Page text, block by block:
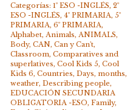
Categorías: 1º ESO -INGLÉS, 2º
ESO -INGLÉS, 4º PRIMARIA, 5º
PRIMARIA, 6º PRIMARIA,
Alphabet, Animals, ANIMALS,
Body, CAN, Can y Can't,
Classroom, Comparatives and
superlatives, Cool Kids 5, Cool
Kids 6, Countries, Days, months,
weather, Describing people,
EDUCACIÓN SECUNDARIA
OBLIGATORIA -ESO, Family,